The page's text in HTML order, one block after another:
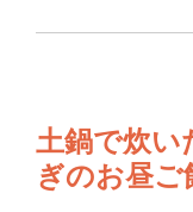
土鍋で炊い
ぎのお昼ご